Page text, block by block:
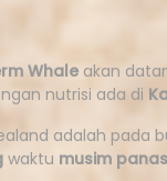
Whale akan
nutrisi ada di
adalah pada
waktu musim panas